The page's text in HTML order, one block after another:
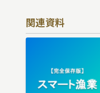
関連資料